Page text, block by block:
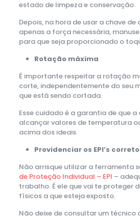
estado de limpeza e conservação.
Depois, na hora de usar a chave
apenas a força necessária,
para que seja proporcionado o
Rotação máxima
É importante respeitar a rotação
corte, independentemente do seu
que está sendo cortada.
Esse cuidado é a garantia de que
alcançar valores de temperatura
acima dos ideais.
Providenciar os EPI’s
Não arrisque utilizar a ferramenta
de Proteção Individual – EPI –
trabalho. É ele que vai te proteger
físicos a que esteja exposto.
Não deixe de consultar um técnico